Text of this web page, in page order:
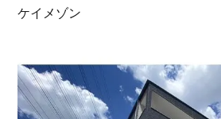
ケイメゾン